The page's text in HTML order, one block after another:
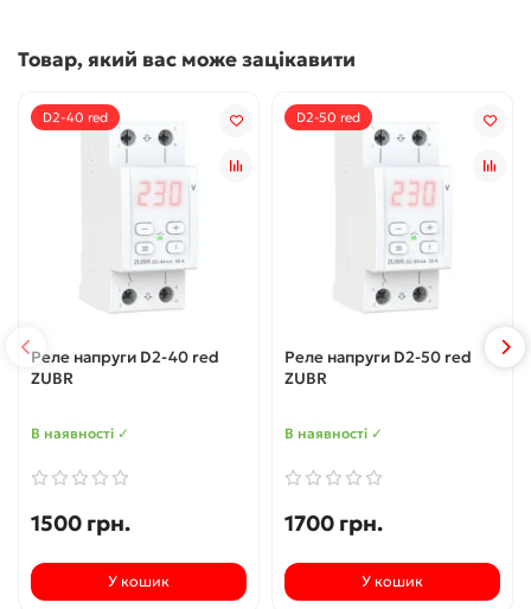
Товар, який вас може зацікавити
D2-40 red
Реле напруги D2-40 red
ZUBR
В наявності ✓
1500 грн.
У кошик
D2-50 red
Реле напруги D2-50 red
ZUBR
В наявності ✓
1700 грн.
У кошик